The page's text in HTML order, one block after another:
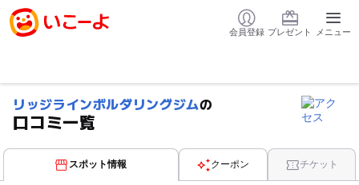
会員登録 プレゼント メニュー
リッジラインボルダリングジムの
口コミ一覧
スポット情報 クーポン チケット